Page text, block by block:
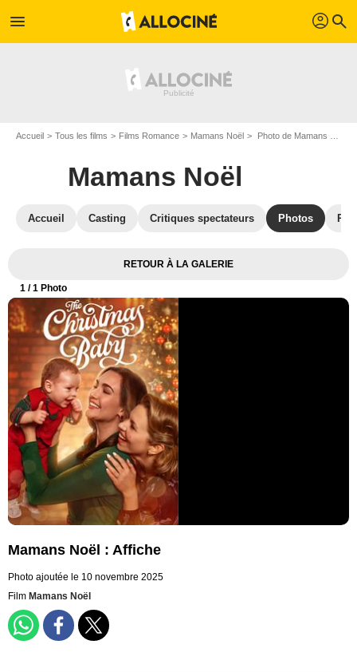
menu profil search
Accueil Tous les films Films Romance Mamans Noël Photo de Mamans Noël - Photo 1
Mamans Noël
Accueil Casting Critiques spectateurs Photos
RETOUR À LA GALERIE
1 / 1 Photo
Mamans Noël : Affiche
Photo ajoutée le 10 novembre 2025
Film Mamans Noël